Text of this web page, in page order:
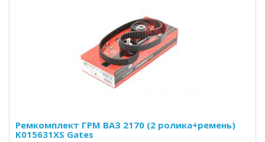
Ремкомплект ГРМ ВАЗ 2170 (2 ролика+ремень)
K015631XS Gates